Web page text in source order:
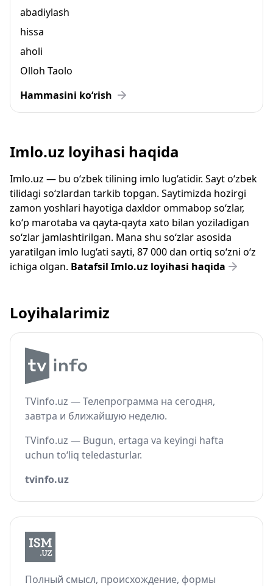
abadiylash
hissa
aholi
Olloh Taolo
Hammasini ko‘rish
Imlo.uz loyihasi haqida
Imlo.uz — bu o‘zbek tilining imlo lug‘atidir. Sayt o‘zbek
tilidagi so‘zlardan tarkib topgan. Saytimizda hozirgi
zamon yoshlari hayotiga daxldor ommabop so‘zlar,
ko‘p marotaba va qayta-qayta xato bilan yoziladigan
so‘zlar jamlashtirilgan. Mana shu so‘zlar asosida
yaratilgan imlo lug‘ati sayti, 87 000 dan ortiq so‘zni o‘z
ichiga olgan. Batafsil Imlo.uz loyihasi haqida
Loyihalarimiz
TVinfo.uz — Телепрограмма на сегодня,
завтра и ближайшую неделю.
TVinfo.uz — Bugun, ertaga va keyingi hafta
uchun to‘liq teledasturlar.
tvinfo.uz
Полный смысл, происхождение, формы